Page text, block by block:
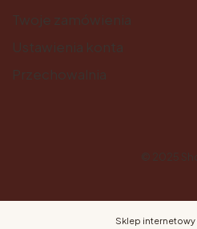
Sklep internetowy